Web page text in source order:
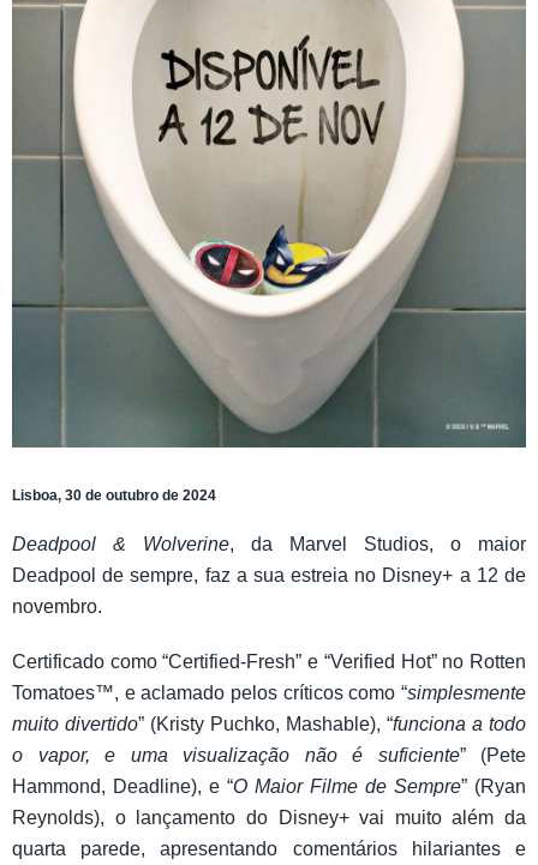
Lisboa, 30 de outubro de 2024
Deadpool & Wolverine, da Marvel Studios, o maior
Deadpool de sempre, faz a sua estreia no Disney+ a 12 de
novembro.
Certificado como “Certified-Fresh” e “Verified Hot” no Rotten
Tomatoes™, e aclamado pelos críticos como “simplesmente
muito divertido” (Kristy Puchko, Mashable), “funciona a todo
o vapor, e uma visualização não é suficiente” (Pete
Hammond, Deadline), e “O Maior Filme de Sempre” (Ryan
Reynolds), o lançamento do Disney+ vai muito além da
quarta parede, apresentando comentários hilariantes e